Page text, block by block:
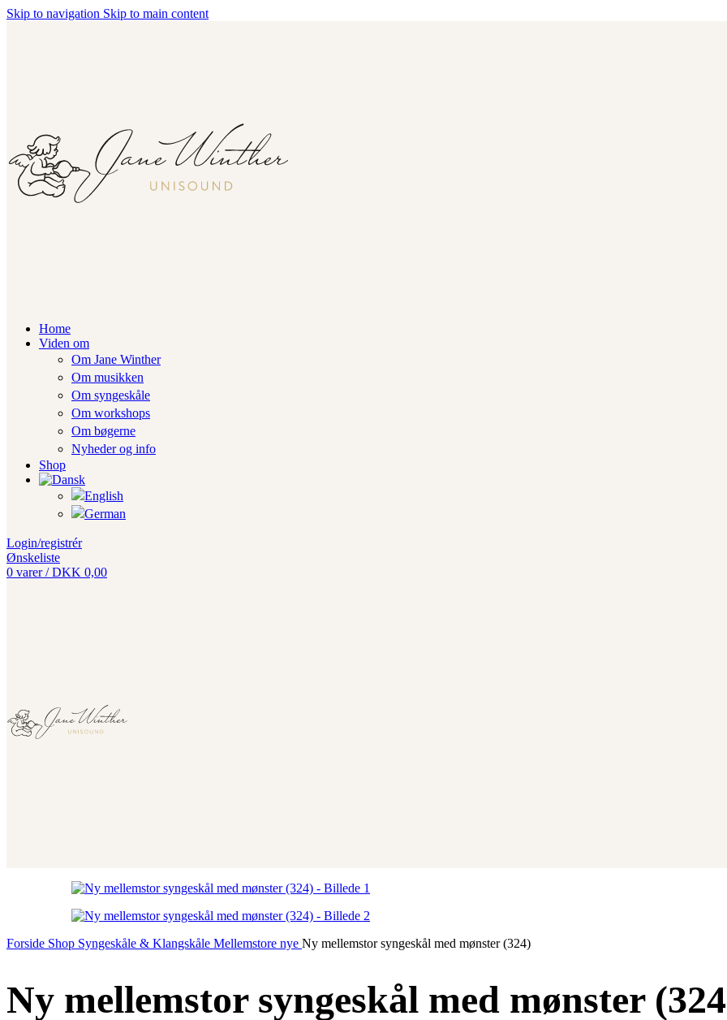
Skip to navigation Skip to main content
Home
Viden om
Om Jane Winther
Om musikken
Om syngeskåle
Om workshops
Om bøgerne
Nyheder og info
Shop
Login/registrér
Ønskeliste
0 varer / DKK 0,00
Forside Shop Syngeskåle & Klangskåle Mellemstore nye Ny mellemstor syngeskål med mønster (324)
Ny mellemstor syngeskål med mønster